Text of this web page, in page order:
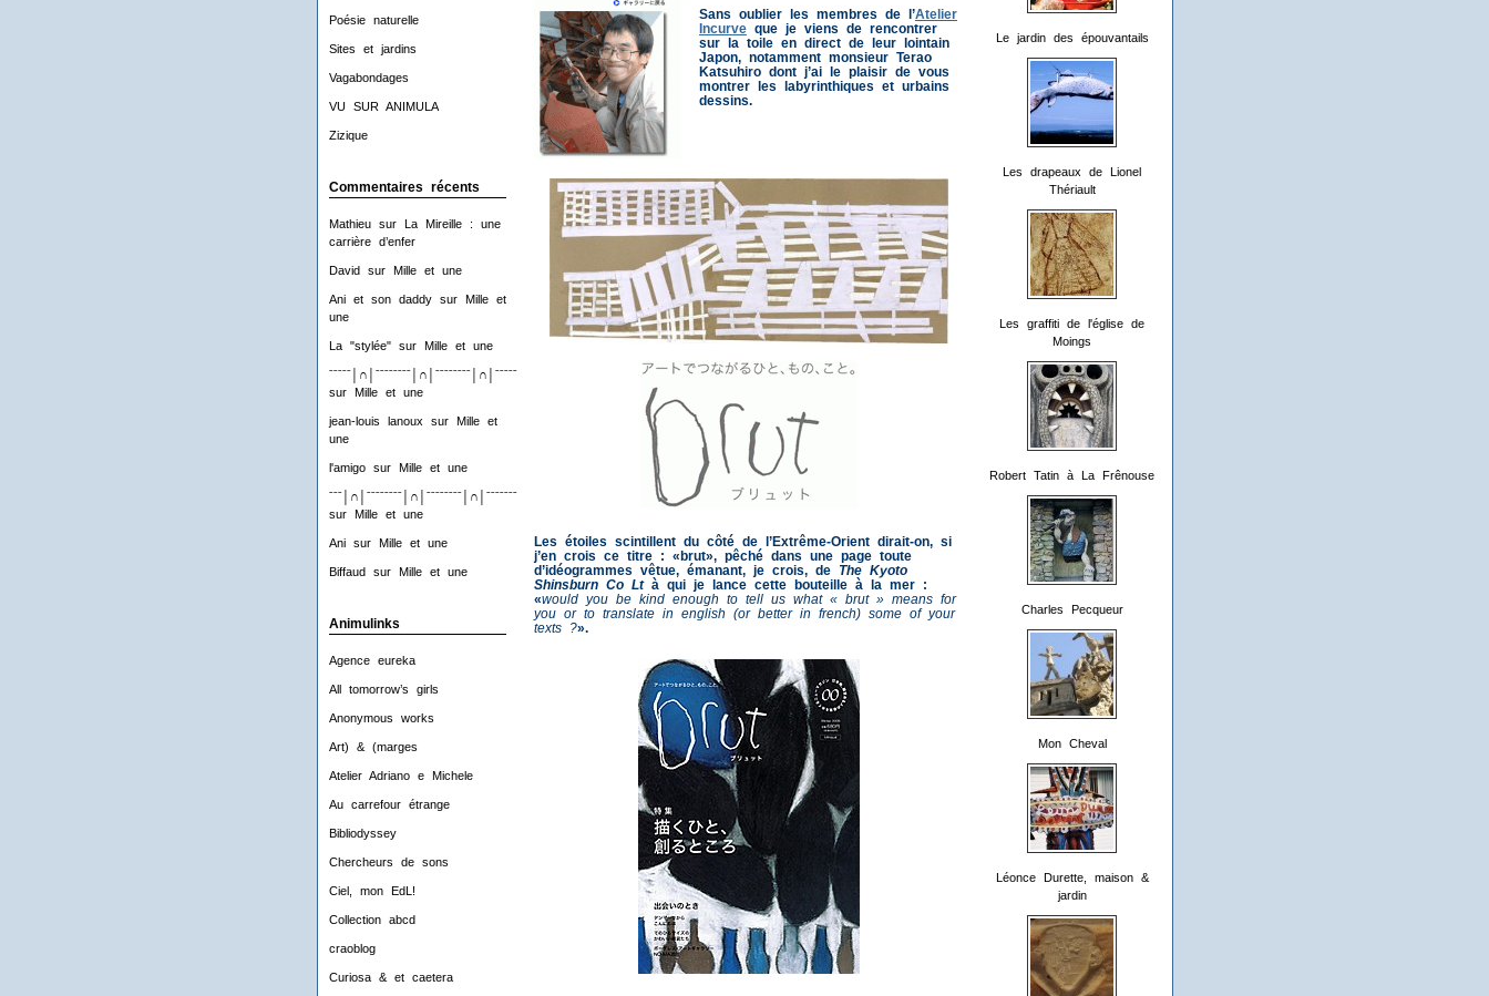
Poésie naturelle
Sites et jardins
Vagabondages
VU SUR ANIMULA
Zizique
Commentaires récents
Mathieusur
La Mireille : une
carrière d’enfer
David sur Mille et une
Ani et son daddysur
Mille et
une
La "stylée"sur Mille et une
ˉˉˉˉˉ│∩│ˉˉˉˉˉˉˉˉ│∩│ˉˉˉˉˉˉˉˉ│∩│ˉˉˉˉˉˉˉˉ│∩│ˉˉˉˉ
sur
Mille et une
jean-louis lanoux sur
Mille et
une
l'amigosur Mille et une
ˉˉˉ│∩│ˉˉˉˉˉˉˉˉ│∩│ˉˉˉˉˉˉˉˉ│∩│ˉˉˉˉˉˉˉˉ│∩│ˉˉˉ
sur
Mille et une
Anisur Mille et une
Biffaud sur Mille et une
Animulinks
Agence eureka
All tomorrow’s girls
Anonymous works
Art) & (marges
Atelier Adriano e Michele
Au carrefour étrange
Bibliodyssey
Chercheurs de sons
Ciel, mon EdL!
Collection abcd
craoblog
Curiosa & et caetera
Le jardin des épouvantails
Les drapeaux de Lionel
Thériault
Les graffiti de l'église de
Moings
Robert Tatin à La Frênouse
Charles Pecqueur
Mon Cheval
Léonce Durette, maison &
jardin
Sans oublier les membres de l’Atelier
Incurveque je viens de rencontrer
sur la toile en direct de leur lointain
Japon, notamment monsieur Terao
Katsuhiro dont j’ai le plaisir de vous
montrer les labyrinthiques et urbains
dessins.
Les étoiles scintillent du côté de l’Extrême-Orient dirait-on, si
j’en crois ce titre : «brut», pêché dans une page toute
d’idéogrammes vêtue, émanant, je crois, de
The Kyoto
Shinsburn Co Ltà qui je lance cette bouteille à la mer :
«would you be kind enough to tell us what « brut » means for
you or to translate in english (or better in french) some of your
texts
?».